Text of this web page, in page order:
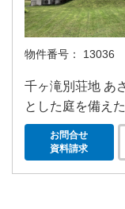
物件番号： 13036
千ヶ滝別荘地 あ
とした庭を備え
お問合せ
資料請求